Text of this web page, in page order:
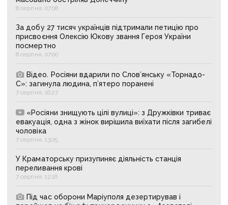
8 серпня, 07:08
За добу 27 тисяч українців підтримали петицію про
присвоєння Олексію Юкову звання Героя України
посмертно
8 серпня, 07:00
Відео. Росіяни вдарили по Слов’янську «Торнадо-
С»: загинула людина, п’ятеро поранені
7 серпня, 16:27
«Росіяни знищують цілі вулиці»: з Дружківки триває
евакуація, одна з жінок вирішила виїхати після загибелі
чоловіка
7 серпня, 13:05
У Краматорську призупиняє діяльність станція
переливання крові
7 серпня, 12:16
Під час оборони Маріуполя дезертирував і